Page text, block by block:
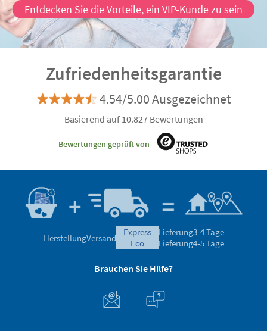
Entdecken Sie die Vorteile, ein VIP-Kunde zu sein
Zufriedenheitsgarantie
4.54/5.00 Ausgezeichnet
Basierend auf 10.827 Bewertungen
Bewertungen geprüft von
HerstellungVersand
express
eco
Lieferung3-4 Tage
Lieferung4-5 Tage
Brauchen Sie Hilfe?